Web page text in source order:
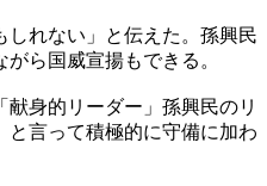
れない」と伝えた。孫興民
ら国威宣揚もできる。
身的リーダー」孫興民のリ
言って積極的に守備に加わ